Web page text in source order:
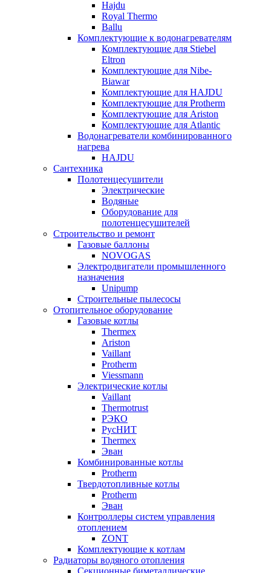
Hajdu
Royal Thermo
Ballu
Комплектующие к водонагревателям
Комплектующие для Stiebel
Eltron
Комплектующие для Nibe-
Biawar
Комплектующие для HAJDU
Комплектующие для Protherm
Комплектующие для Ariston
Комплектующие для Atlantic
Водонагреватели комбинированного
нагрева
HAJDU
Сантехника
Полотенцесушители
Электрические
Водяные
Оборудование для
полотенцесушителей
Строительство и ремонт
Газовые баллоны
NOVOGAS
Электродвигатели промышленного
назначения
Unipump
Строительные пылесосы
Отопительное оборудование
Газовые котлы
Thermex
Ariston
Vaillant
Protherm
Viessmann
Электрические котлы
Vaillant
Thermotrust
РЭКО
РусНИТ
Thermex
Эван
Комбинированные котлы
Protherm
Твердотопливные котлы
Protherm
Эван
Контроллеры систем управления
отоплением
ZONT
Комплектующие к котлам
Радиаторы водяного отопления
Секционные биметаллические